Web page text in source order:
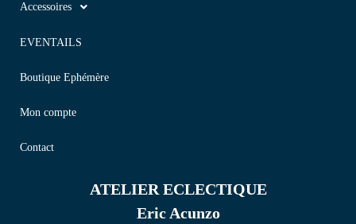
Accessoires
EVENTAILS
Boutique Ephémère
Mon compte
Contact
ATELIER ECLECTIQUE
Eric Acunzo